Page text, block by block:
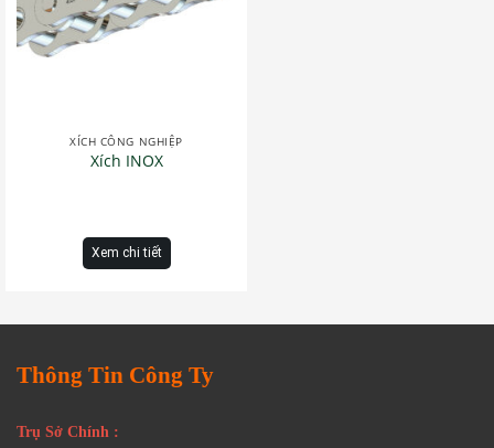
XÍCH CÔNG NGHIỆP
Xích INOX
Xem chi tiết
Thông Tin Công Ty
Trụ Sở Chính :